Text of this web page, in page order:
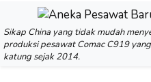
Sikap China yang tidak mudah
produksi pesawat Comac C919
katung sejak 2014.